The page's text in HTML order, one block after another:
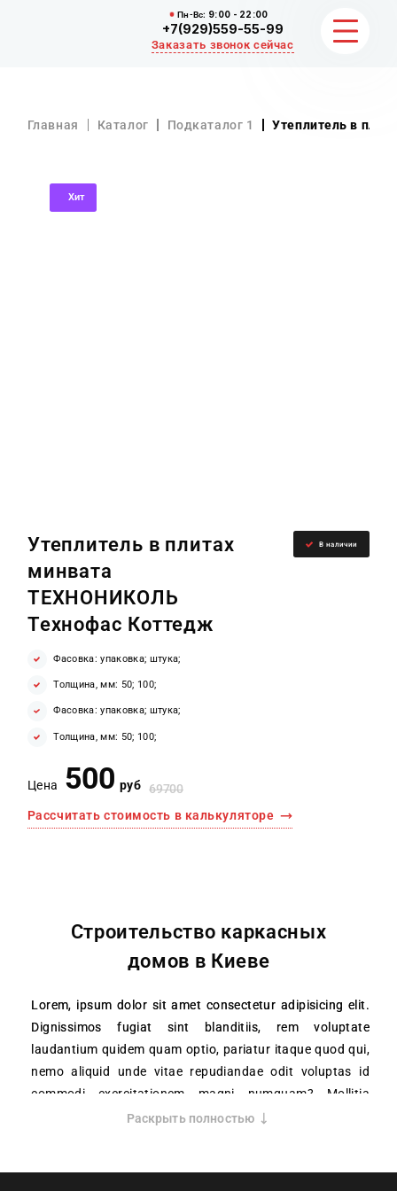
Пн-Вс: 9:00 - 22:00
+7(929)559-55-99
Заказать звонок сейчас
ВЫВОЗ И УБОРКА СНЕГА
Главная Каталог Подкаталог 1 Утеплитель в
Хит
В наличии
Утеплитель в плитах
минвата
ТЕХНОНИКОЛЬ
Технофас Коттедж
Фасовка: упаковка; штука;
Толщина, мм: 50; 100;
Фасовка: упаковка; штука;
Толщина, мм: 50; 100;
Цена 500 руб 69700
Рассчитать стоимость в калькуляторе
Строительство каркасных
домов в Киеве
Lorem, ipsum dolor sit amet consectetur adipisicing elit.
Dignissimos fugiat sint blanditiis, rem voluptate
laudantium quidem quam optio, pariatur itaque quod qui,
nemo aliquid unde vitae repudiandae odit voluptas id
commodi exercitationem magni numquam? Mollitia
asperiores illum ratione vero quo possimus illo
Раскрыть полностью